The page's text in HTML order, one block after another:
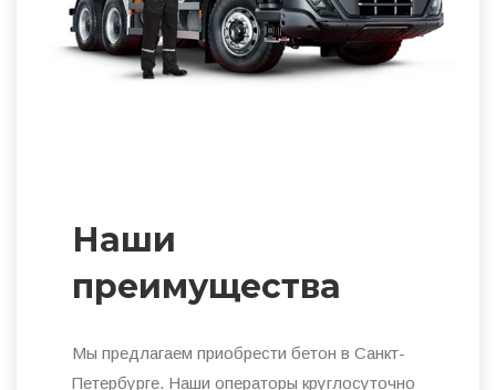
Наши
преимущества
Мы предлагаем приобрести бетон в Санкт-
Петербурге. Наши операторы круглосуточно